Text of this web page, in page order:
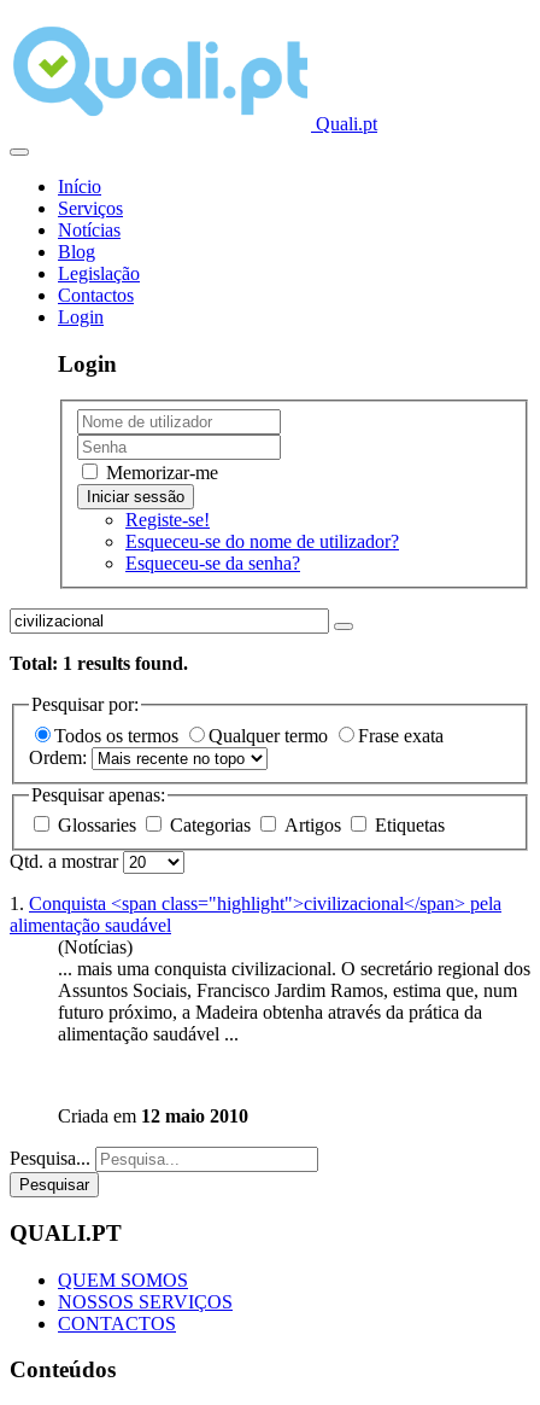
Quali.pt
Início
Serviços
Notícias
Blog
Legislação
Contactos
Login
Login
Memorizar-me
Registe-se!
Esqueceu-se do nome de utilizador?
Esqueceu-se da senha?
Total: 1 results found.
Pesquisar por:
Todos os termos
Qualquer termo
Frase exata
Ordem:
Pesquisar apenas:
Glossaries
Categorias Artigos
Etiquetas
Qtd. a mostrar
1. Conquista <span class="highlight">civilizacional</span> pela
alimentação saudável
(Notícias)
... mais uma conquista civilizacional. O secretário regional dos
Assuntos Sociais, Francisco Jardim Ramos, estima que, num
futuro próximo, a Madeira obtenha através da prática da
alimentação saudável ...
Criada em 12 maio 2010
Pesquisa...
Pesquisar
QUALI.PT
QUEM SOMOS
NOSSOS SERVIÇOS
CONTACTOS
Conteúdos